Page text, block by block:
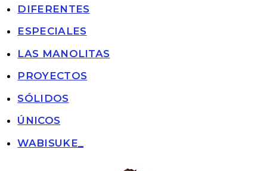
DIFERENTES
ESPECIALES
LAS MANOLITAS
PROYECTOS
SÓLIDOS
ÚNICOS
WABISUKE_